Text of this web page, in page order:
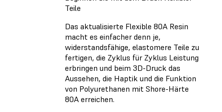
Teile
Das aktualisierte Flexible 80A Resin
macht es einfacher denn je,
widerstandsfähige, elastomere Teile zu
fertigen, die Zyklus für Zyklus Leistung
erbringen und beim 3D-Druck das
Aussehen, die Haptik und die Funktion
von Polyurethanen mit Shore-Härte
80A erreichen.